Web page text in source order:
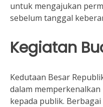
untuk mengajukan
sebelum tanggal
Kegiatan
Kedutaan Besar
dalam
kepada publik. Berbagai